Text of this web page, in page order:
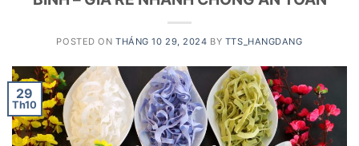
POSTED ONTHÁNG 10 29, 2024 BY TTS_HANGDANG
29
Th10